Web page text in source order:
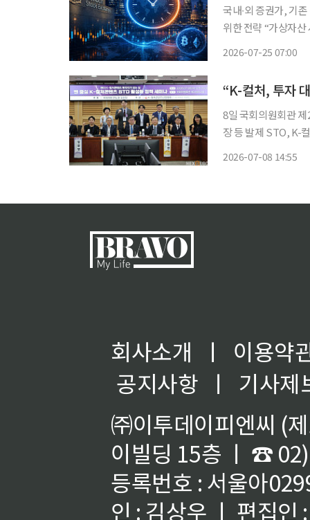
국내∙외 증권가, 기
위한 전략 “가상자산 시장
2026-07-25 07:00
“K-컬처, 투자
8일 국회의원회관 제
장 등 발제 STO, K-
2026-07-08 14:55
회사소개 ㅣ
이용약
공지사항
ㅣ
기사제
㈜이투데이피엔씨 (
이빌딩 15층 ㅣ ☎
등록번호 : 서울아
인 : 김상우 ㅣ 편집인